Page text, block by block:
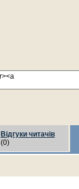
Відгуки читачів
(0)